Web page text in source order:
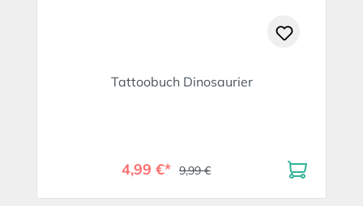
Tattoobuch Dinosaurier
4,99 €* 9,99 €